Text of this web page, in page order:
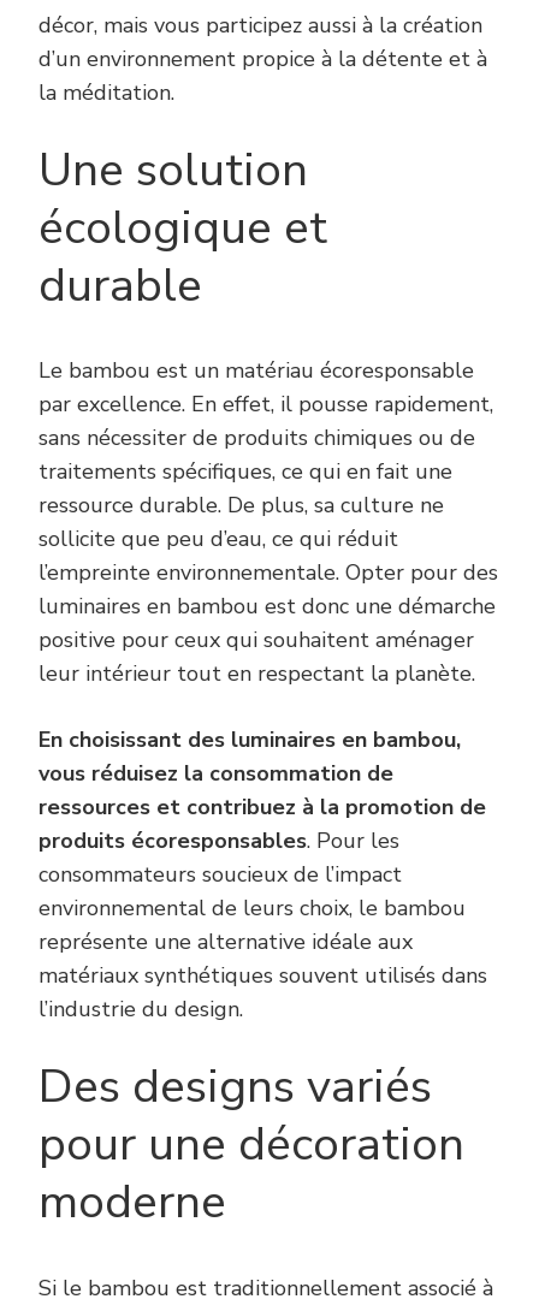
décor, mais vous participez aussi à la création
d’un environnement propice à la détente et à
la méditation.
Une solution
écologique et
durable
Le bambou est un matériau écoresponsable
par excellence. En effet, il pousse rapidement,
sans nécessiter de produits chimiques ou de
traitements spécifiques, ce qui en fait une
ressource durable. De plus, sa culture ne
sollicite que peu d’eau, ce qui réduit
l’empreinte environnementale. Opter pour des
luminaires en bambou est donc une démarche
positive pour ceux qui souhaitent aménager
leur intérieur tout en respectant la planète.
En choisissant des luminaires en bambou,
vous réduisez la consommation de
ressources et contribuez à la promotion de
produits écoresponsables. Pour les
consommateurs soucieux de l’impact
environnemental de leurs choix, le bambou
représente une alternative idéale aux
matériaux synthétiques souvent utilisés dans
l’industrie du design.
Des designs variés
pour une décoration
moderne
Si le bambou est traditionnellement associé à